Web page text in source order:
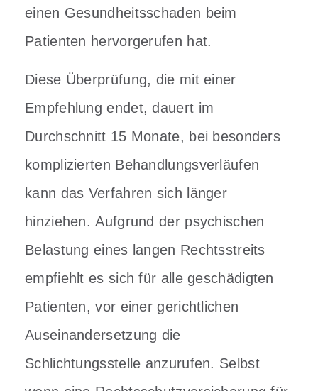
einen Gesundheitsschaden beim
Patienten hervorgerufen hat.
Diese Überprüfung, die mit einer
Empfehlung endet, dauert im
Durchschnitt 15 Monate, bei besonders
komplizierten Behandlungsverläufen
kann das Verfahren sich länger
hinziehen. Aufgrund der psychischen
Belastung eines langen Rechtsstreits
empfiehlt es sich für alle geschädigten
Patienten, vor einer gerichtlichen
Auseinandersetzung die
Schlichtungsstelle anzurufen. Selbst